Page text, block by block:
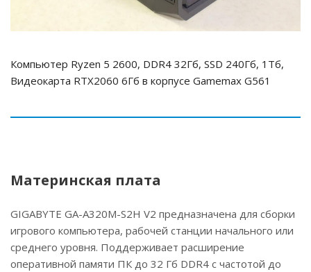
Компьютер Ryzen 5 2600, DDR4 32Гб, SSD 240Гб, 1Тб,
Видеокарта RTX2060 6Гб в корпусе Gamemax G561
Материнская плата
GIGABYTE GA-A320M-S2H V2 предназначена для сборки
игрового компьютера, рабочей станции начального или
среднего уровня. Поддерживает расширение
оперативной памяти ПК до 32 Гб DDR4 с частотой до